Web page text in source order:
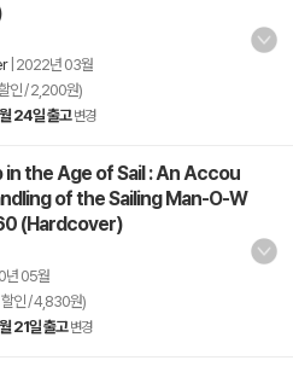
| 2022년 03월
인 / 2,200원)
24일 출고 변경
in the Age of Sail : An Accou
of the Sailing Man-O-W
(Hardcover)
년 05월
인 / 4,830원)
21일 출고 변경